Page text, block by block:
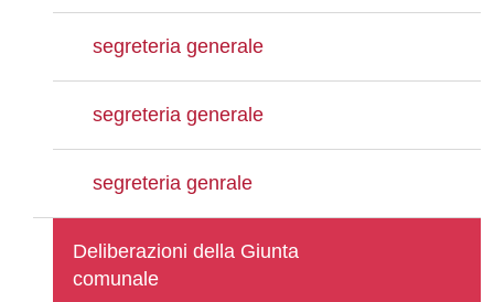
segreteria generale
segreteria generale
segreteria genrale
Deliberazioni della Giunta
comunale